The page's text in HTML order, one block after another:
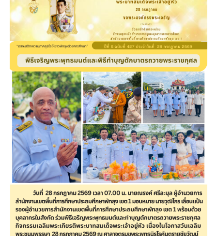
เฉลิมพระเกียรติ
พระบาท
สมเด็จ
พระ
เจ้า
หัว
เนื่อง
ใน
โอกาส
วัน
เฉลิม
พระชนมพรรษา
28
กรกฎาคม
2569